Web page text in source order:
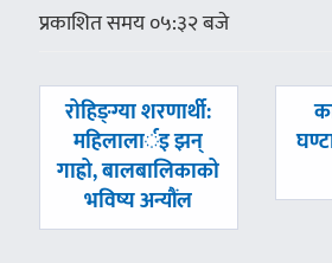
प्रकाशित समय ०५:३२ बजे
पछिल्लाे
रोहिङ्ग्या शरणार्थी:
महिलालार्इ झन्
गाह्रो, बालबालिकाको
भविष्य अन्यौंल
-